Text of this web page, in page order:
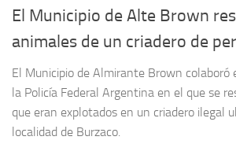
El Municipio de Alte Brown
animales de un criadero de
El Municipio de Almirante Brown colaboró
la Policía Federal Argentina en el que se
que eran explotados en un criadero ilegal
localidad de Burzaco.